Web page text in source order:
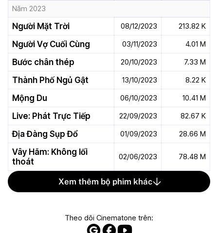
Năm 2023
Người Mặt Trời 08/12/2023 213.82 K
Người Vợ Cuối Cùng 03/11/2023 4.01 M
Bước chân thép 20/10/2023 7.33 M
Thành Phố Ngủ Gật 13/10/2023 8.22 K
Mộng Du 06/10/2023 10.41 M
Live: Phát Trực Tiếp 22/09/2023 82.67 K
Địa Đàng Sụp Đổ 01/09/2023 28.66 M
Vây Hãm: Không lối
thoát
02/06/2023 78.48 M
Xem thêm bộ phim khác
Theo dõi Cinematone trên: